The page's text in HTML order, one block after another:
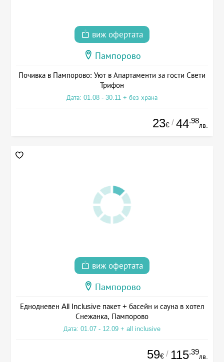
виж офертата
Пампорово
Почивка в Пампорово: Уют в Апартаменти за гости Свети
Трифон
Дата: 01.08 - 30.11 + без храна
23€ / 44.98
лв.
виж офертата
Пампорово
Еднодневен All Inclusive пакет + басейн и сауна в хотел
Снежанка, Пампорово
Дата: 01.07 - 12.09 + all inclusive
59€ / 115.39
лв.